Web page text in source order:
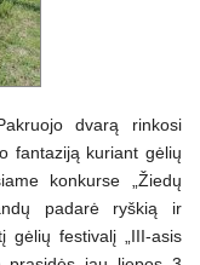
dvarą rinkosi
fantaziją kuriant gėlių
konkurse „Žiedų
padarė ryškią ir
gėlių festivalį „III-asis